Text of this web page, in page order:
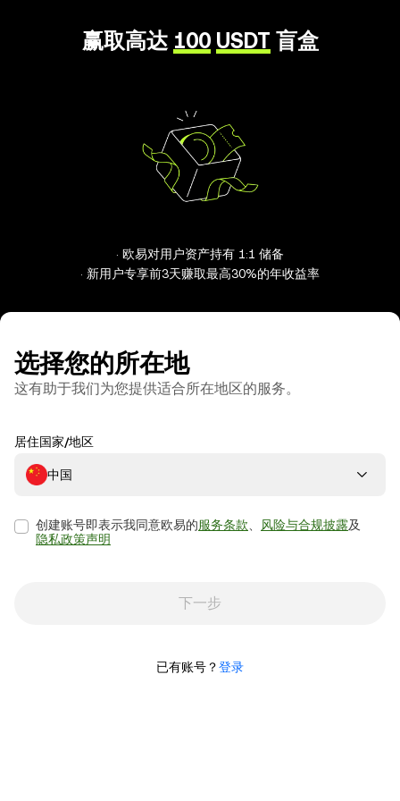
赢取高达 100 USDT 盲盒
· 欧易对用户资产持有 1:1 储备
· 新用户专享前3天赚取最高30%的年收益率
选择您的所在地
这有助于我们为您提供适合所在地区的服务。
居住国家/地区
中国
创建账号即表示我同意欧易的服务条款 风险与合规披露及
隐私政策声明
下一步
已有账号？登录